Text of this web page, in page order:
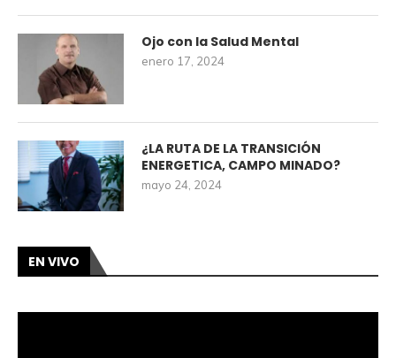
Ojo con la Salud Mental
enero 17, 2024
¿LA RUTA DE LA TRANSICIÓN
ENERGETICA, CAMPO MINADO?
mayo 24, 2024
EN VIVO